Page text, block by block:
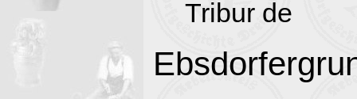
Tribur de